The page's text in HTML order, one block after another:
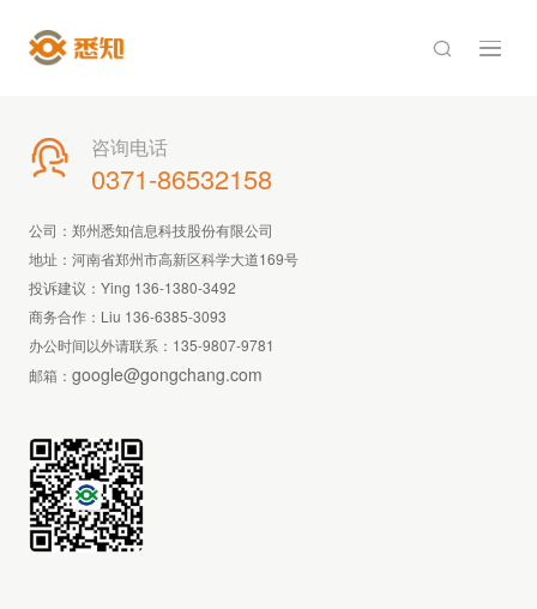

 咨询电话
0371-86532158
公司：郑州悉知信息科技股份有限公司
地址：河南省郑州市高新区科学大道169号
投诉建议：Ying 136-1380-3492
商务合作：Liu 136-6385-3093
办公时间以外请联系： 135-9807-9781
邮箱： google@gongchang.com